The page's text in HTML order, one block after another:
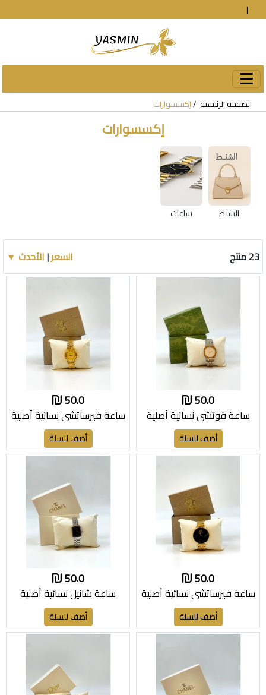
|
الصفحة الرئيسية إكسسوارات
إكسسوارات
الشنط ساعات
23 منتج السعر|الأحدث ▼
50.0
ساعة قوتشي نسائية أصلية
أضف للسلة
50.0
ساعة فيرساتشي نسائية أصلية
أضف للسلة
50.0
ساعة فيرساتشي نسائية أصلية
أضف للسلة
50.0
ساعة شانيل نسائية أصلية
أضف للسلة